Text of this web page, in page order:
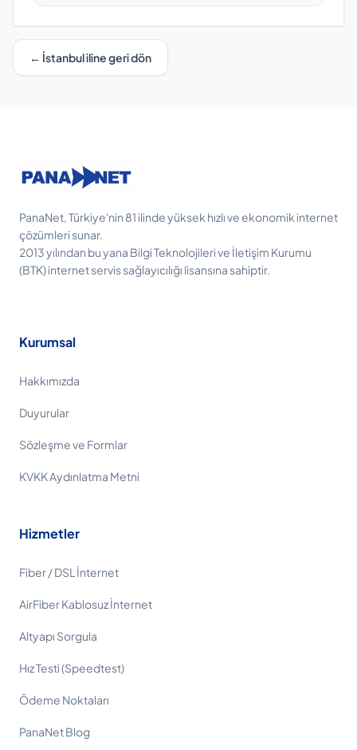
← İstanbul iline geri dön
PanaNet, Türkiye'nin 81 ilinde yüksek hızlı ve ekonomik internet
çözümleri sunar.
2013 yılından bu yana Bilgi Teknolojileri ve İletişim Kurumu
(BTK) internet servis sağlayıcılığı lisansına sahiptir.
Kurumsal
Hakkımızda
Duyurular
Sözleşme ve Formlar
KVKK Aydınlatma Metni
Hizmetler
Fiber / DSL İnternet
AirFiber Kablosuz İnternet
Altyapı Sorgula
Hız Testi (Speedtest)
Ödeme Noktaları
PanaNet Blog